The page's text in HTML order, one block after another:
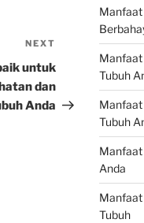
Post
NEXT
untuk
dan
Anda
Manfaat
Manfaat
Tubuh
Tubuh
Manfaat
Anda
Manfaat
Tubuh